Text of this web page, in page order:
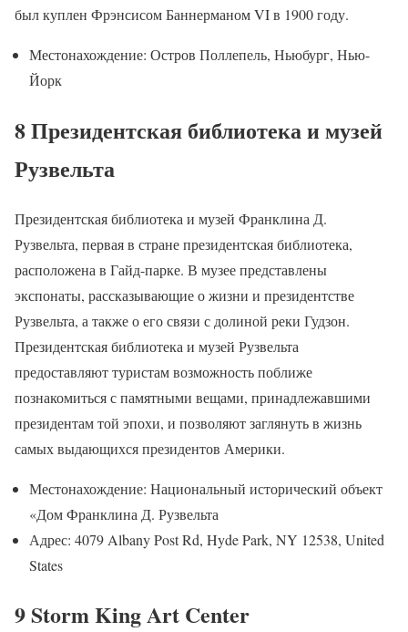
был куплен Фрэнсисом Баннерманом VI в 1900 году.
Местонахождение: Остров Поллепель, Ньюбург, Нью-
Йорк
8 Президентская библиотека и музей
Рузвельта
Президентская библиотека и музей Франклина Д.
Рузвельта, первая в стране президентская библиотека,
расположена в Гайд-парке. В музее представлены
экспонаты, рассказывающие о жизни и президентстве
Рузвельта, а также о его связи с долиной реки Гудзон.
Президентская библиотека и музей Рузвельта
предоставляют туристам возможность поближе
познакомиться с памятными вещами, принадлежавшими
президентам той эпохи, и позволяют заглянуть в жизнь
самых выдающихся президентов Америки.
Местонахождение: Национальный исторический объект
«Дом Франклина Д. Рузвельта
Адрес: 4079 Albany Post Rd, Hyde Park, NY 12538, United
States
9 Storm King Art Center